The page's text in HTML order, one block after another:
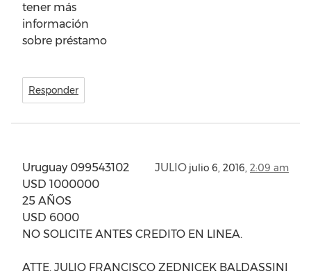
tener más
información
sobre préstamo
Responder
JULIO julio 6, 2016, 2:09 am
Uruguay 099543102
USD 1000000
25 AÑOS
USD 6000
NO SOLICITE ANTES CREDITO EN LINEA.
ATTE. JULIO FRANCISCO ZEDNICEK BALDASSINI